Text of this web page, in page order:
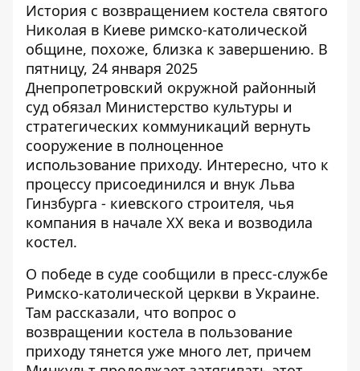
История с возвращением костела святого
Николая в Киеве римско-католической
общине, похоже, близка к завершению. В
пятницу, 24 января 2025
Днепропетровский окружной районный
суд обязал Министерство культуры и
стратегических коммуникаций вернуть
сооружение в полноценное
использование приходу. Интересно, что к
процессу присоединился и внук Льва
Гинзбурга - киевского строителя, чья
компания в начале ХХ века и возводила
костел.
О победе в суде сообщили в пресс-службе
Римско-католической церкви в Украине.
Там рассказали, что вопрос о
возвращении костела в пользование
приходу тянется уже много лет, причем